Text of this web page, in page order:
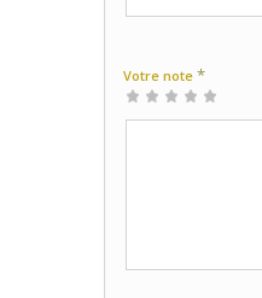
Votre note*
1 étoile
2 étoiles
3 étoiles
4 étoiles
5 étoiles